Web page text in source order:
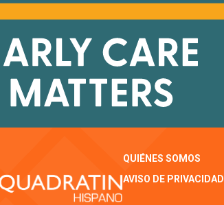
QUIÉNES SOMOS
AVISO DE PRIVACIDAD